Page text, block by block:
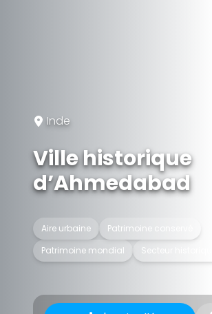
Inde
Ville historique
d’Ahmedabad
Aire urbaine
Patrimoine conservé
Patrimoine mondial
Secteur historique